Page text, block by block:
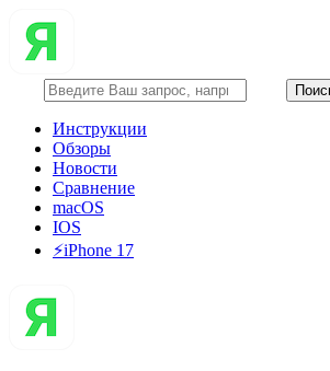
Инструкции
Обзоры
Новости
Сравнение
macOS
IOS
⚡️iPhone 17